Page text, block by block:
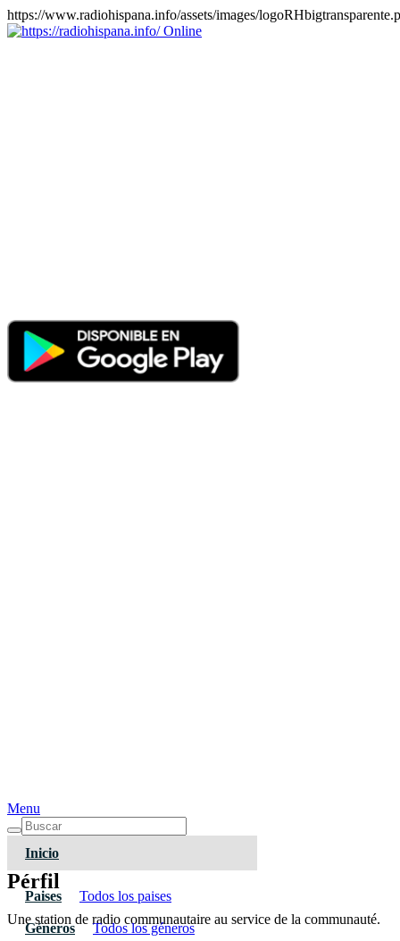
https://www.radiohispana.info/assets/images/
Online
Menu
Inicio
Paises Todos los paises
Géneros Todos los géneros
Pérfil
Une station de radio communautaire au service de la communauté.